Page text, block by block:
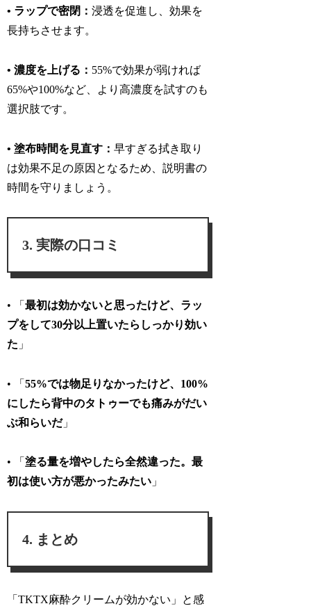
• ラップで密閉：浸透を促進し、効果を
長持ちさせます。
• 濃度を上げる： 55%で効果が弱ければ
65%や100%など、より高濃度を試すのも
選択肢です。
• 塗布時間を見直す：早すぎる拭き取り
は効果不足の原因となるため、説明書の
時間を守りましょう。
実際の口コミ
• 「最初は効かないと思ったけど、ラッ
プをして30分以上置いたらしっかり効い
た 」
• 「55%では物足りなかったけど、100%
にしたら背中のタトゥーでも痛みがだい
ぶ和らいだ」
• 「塗る量を増やしたら全然違った。最
初は使い方が悪かったみたい 」
まとめ
「TKTX麻酔クリームが効かない 」と感